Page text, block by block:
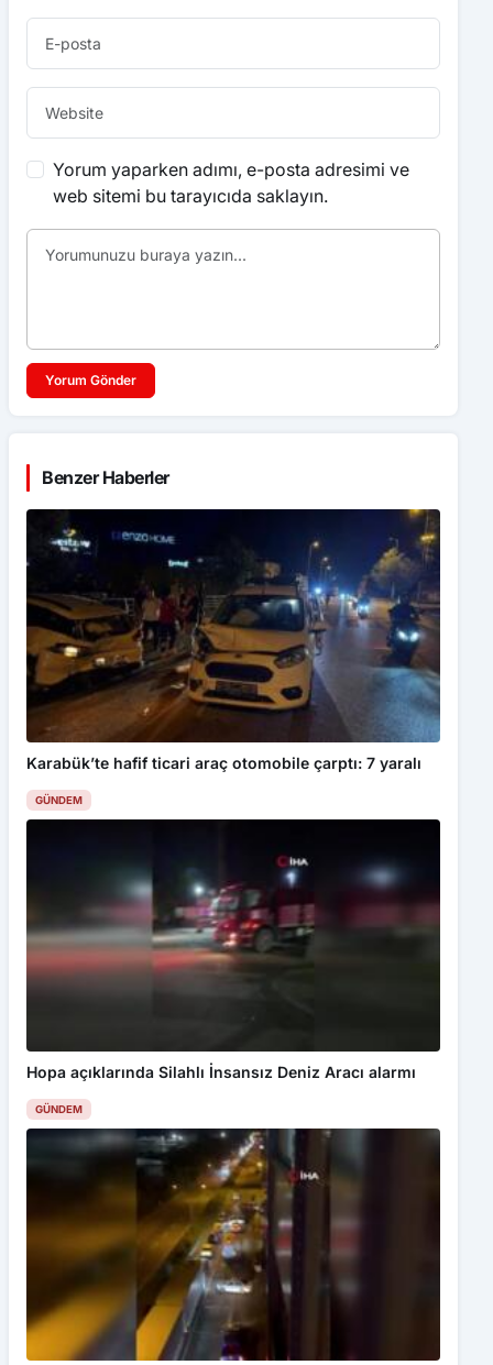
Yorum yaparken adımı, e-posta adresimi ve
web sitemi bu tarayıcıda saklayın.
Yorum Gönder
Benzer Haberler
Karabük’te hafif ticari araç otomobile çarptı: 7 yaralı
GÜNDEM
Hopa açıklarında Silahlı İnsansız Deniz Aracı alarmı
GÜNDEM